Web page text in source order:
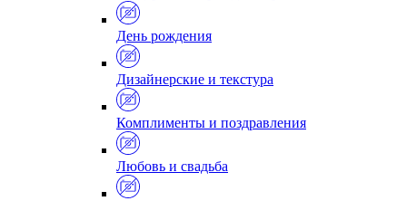
День рождения
Дизайнерские и текстура
Комплименты и поздравления
Любовь и свадьба